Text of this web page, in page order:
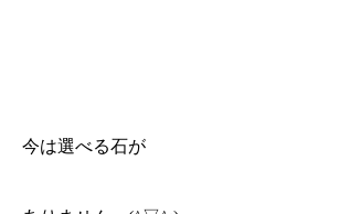
今は選べる石が